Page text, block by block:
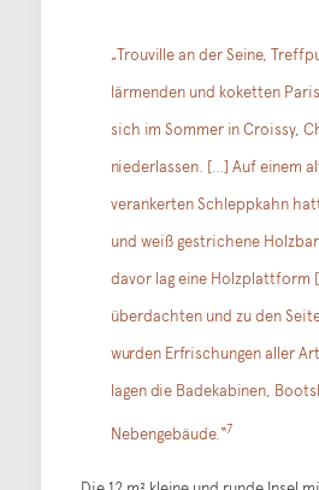
„Trouville an der Seine,
lärmenden und koketten
sich im Sommer in Croissy,
niederlassen. […] Auf einem
verankerten Schleppkahn
und weiß gestrichene
davor lag eine Holzplattform
überdachten und zu den
wurden Erfrischungen aller
lagen die Badekabinen,
Nebengebäude.“7